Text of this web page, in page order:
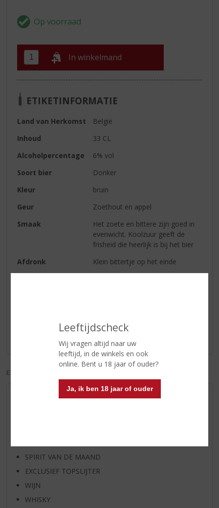
Leeftijdscheck
Wij vragen altijd naar uw
leeftijd, in de winkels en ook
online. Bent u 18 jaar of ouder?
Ja, ik ben 18 jaar of ouder
In winkelmand
ETIKETINFORMATIE
Land van Herkomst
België
Inhoud
33 CL
Alcoholpercentage
6% vol
Soort bier
Donker
Kleur
bruin
Geur
Zoethout en appel
Smaak
Het zoete en bittere zijn goed in
evenwicht. Koolzuur geeft de
frisheid die heerlijk is bij het bier
Afdronk
Klein bittertje op het einde
Er zijn nog geen reviews geplaatst voor dit product
EXCL. BTW
AANBIEDINGEN
SPIRIT VAN DE MAAND
EXCLUSIEF TOPSLIJTER
WIJN
WHISKY